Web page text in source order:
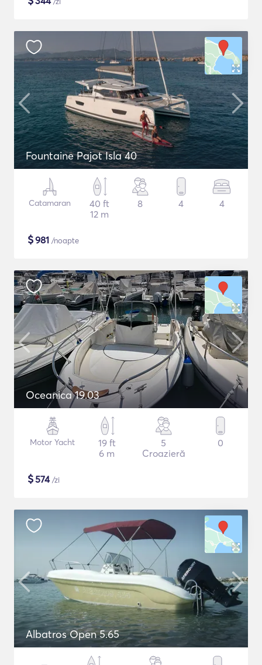
Fountaine Pajot Isla 40
Catamaran
40 ft
12 m
8 4 4
$981 /noapte
Oceanica 19.03
Motor Yacht
19 ft
6 m
5
Croazieră
0
$574/zi
Albatros Open 5.65